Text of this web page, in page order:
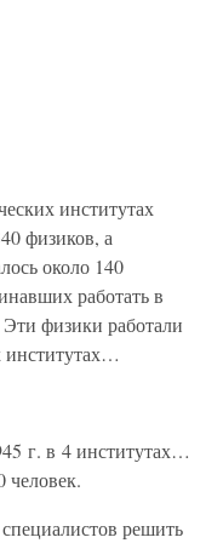
институтах
физиков, а
около 140
работать в
физики работали
институтах…
г. в 4 институтах…
человек.
решить